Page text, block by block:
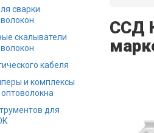
сварки
скалыватели
кабеля
и комплексы
для
ССД